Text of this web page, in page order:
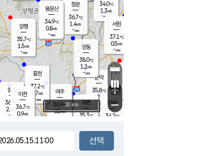
문막
35.8℃
2.2m/s
mm
부론
35.3℃
청운
36.7℃
1.4m/s
-mm
여주
36.9℃
0.5m/s
양동
38.0℃
1.2m/s
-mm
장호원
흥천
37.2℃
0.7m/s
-mm
설봉
36.9
2.2 m/s
- mm
34.0℃
1.3m/s
- mm
귀래
34.2℃
서원
37.1℃
0.5m/s
-mm
용문산
34.9℃
0.8m/s
-mm
이천
36.7℃
0.9m/s
양평
35.7℃
1.5m/s
-mm
+
−
20 km